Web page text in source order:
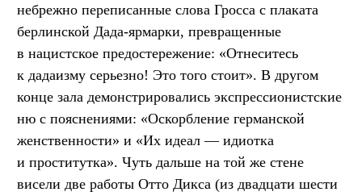
небрежно переписанные слова Гросса с плаката
берлинской Дада-ярмарки, превращенные
в нацистское предостережение: «Отнеситесь
к дадаизму серьезно! Это того стоит». В другом
конце зала демонстрировались экспрессионистские
ню с пояснениями: «Оскорбление германской
женственности» и «Их идеал — идиотка
и проститутка». Чуть дальше на той же стене
висели две работы Отто Дикса (из двадцати шести